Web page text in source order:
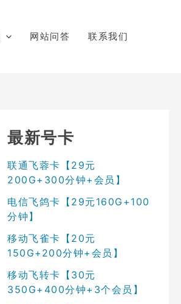
网站问答 联系我们
最新号卡
联通飞蓉卡【29元
200G+300分钟+会员】
电信飞鸽卡【29元160G+100
分钟】
移动飞雀卡【20元
150G+200分钟+会员】
移动飞转卡【30元
350G+400分钟+3个会员】